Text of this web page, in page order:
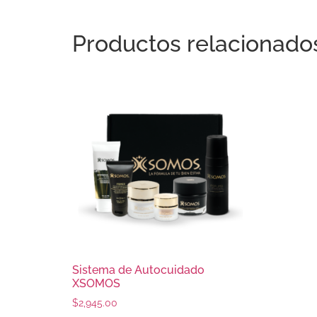
Productos
Sistema de Autocuidado
XSOMOS
$2,945.00